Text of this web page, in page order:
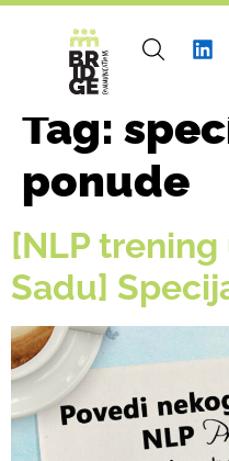
Tag:
ponude
[NLP trening
Sadu]